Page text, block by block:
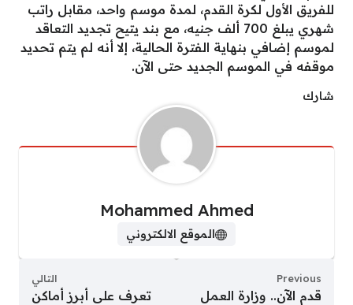
للفريق الأول لكرة القدم، لمدة موسم واحد، مقابل راتب
شهري يبلغ 700 ألف جنيه، مع بند يتيح تجديد التعاقد
لموسم إضافي بنهاية الفترة الحالية، إلا أنه لم يتم تحديد
موقفه في الموسم الجديد حتى الآن.
شارك
Mohammed Ahmed
الموقع الالكتروني
Previous
قدم الآن.. وزارة العمل
التالي
تعرف على أبرز أماكن